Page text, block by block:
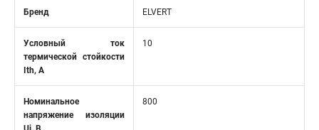
Бренд ELVERT
Условный ток
термической стойкости
Ith, А
10
Номинальное
напряжение изоляции
800